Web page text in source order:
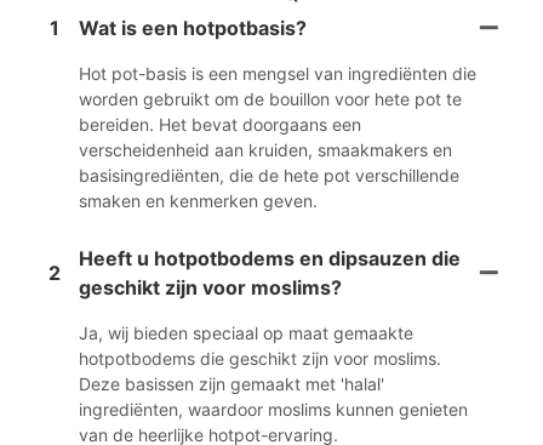
1 Wat is een hotpotbasis?
Hot pot-basis is een mengsel van ingrediënten die
worden gebruikt om de bouillon voor hete pot te
bereiden. Het bevat doorgaans een
verscheidenheid aan kruiden, smaakmakers en
basisingrediënten, die de hete pot verschillende
smaken en kenmerken geven.
2
Heeft u hotpotbodems en dipsauzen die
geschikt zijn voor moslims?
Ja, wij bieden speciaal op maat gemaakte
hotpotbodems die geschikt zijn voor moslims.
Deze basissen zijn gemaakt met 'halal'
ingrediënten, waardoor moslims kunnen genieten
van de heerlijke hotpot-ervaring.